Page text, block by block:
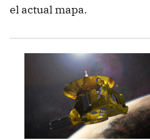
el actual mapa.